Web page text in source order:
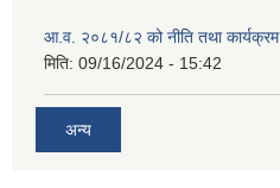
आ.व. २०८१/८२ को नीति तथा कार्यक्रम
मिति: 09/16/2024 - 15:42
अन्य